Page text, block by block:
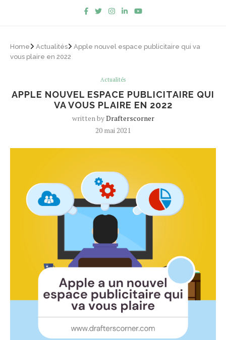
Home Actualités
Apple nouvel espace publicitaire qui va
vous plaire en 2022
Actualités
APPLE NOUVEL ESPACE PUBLICITAIRE QUI
VA VOUS PLAIRE EN 2022
written byDrafterscorner
20 mai 2021